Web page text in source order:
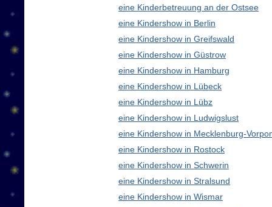
eine Kinderbetreuung an der Ostsee
eine Kindershow in Berlin
eine Kindershow in Greifswald
eine Kindershow in Güstrow
eine Kindershow in Hamburg
eine Kindershow in Lübeck
eine Kindershow in Lübz
eine Kindershow in Ludwigslust
eine Kindershow in Mecklenburg-
eine Kindershow in Rostock
eine Kindershow in Schwerin
eine Kindershow in Stralsund
eine Kindershow in Wismar